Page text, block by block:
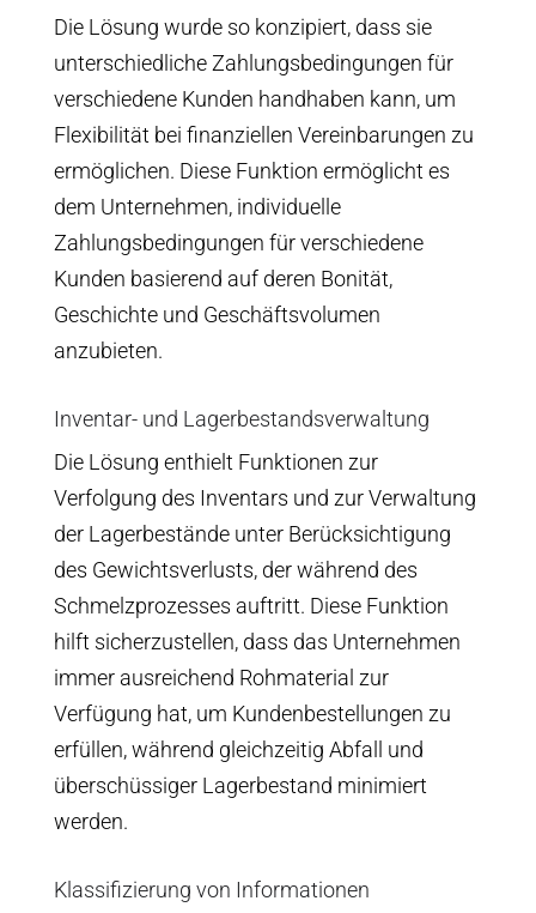
Die Lösung wurde so konzipiert, dass sie
unterschiedliche Zahlungsbedingungen für
verschiedene Kunden handhaben kann, um
Flexibilität bei finanziellen Vereinbarungen zu
ermöglichen. Diese Funktion ermöglicht es
dem Unternehmen, individuelle
Zahlungsbedingungen für verschiedene
Kunden basierend auf deren Bonität,
Geschichte und Geschäftsvolumen
anzubieten.
Inventar- und Lagerbestandsverwaltung
Die Lösung enthielt Funktionen zur
Verfolgung des Inventars und zur Verwaltung
der Lagerbestände unter Berücksichtigung
des Gewichtsverlusts, der während des
Schmelzprozesses auftritt. Diese Funktion
hilft sicherzustellen, dass das Unternehmen
immer ausreichend Rohmaterial zur
Verfügung hat, um Kundenbestellungen zu
erfüllen, während gleichzeitig Abfall und
überschüssiger Lagerbestand minimiert
werden.
Klassifizierung von Informationen